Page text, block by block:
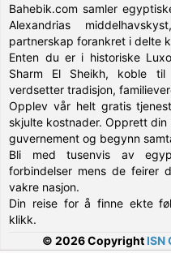
Bahebik.com samler
Alexandrias
partnerskap forankret i delte
Enten du er i historiske
Sharm El Sheikh, koble
verdsetter tradisjon,
Opplev vår helt gratis
skjulte kostnader. Opprett
guvernement og begynn
Bli med tusenvis av
forbindelser mens de feirer
vakre nasjon.
Din reise for å finne ekte
klikk.
© 2026 Copyright ISN